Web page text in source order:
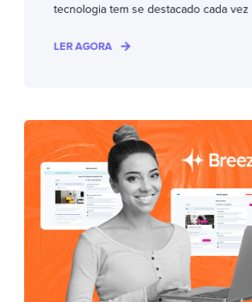
tecnologia tem se destacado cada vez
LER AGORA